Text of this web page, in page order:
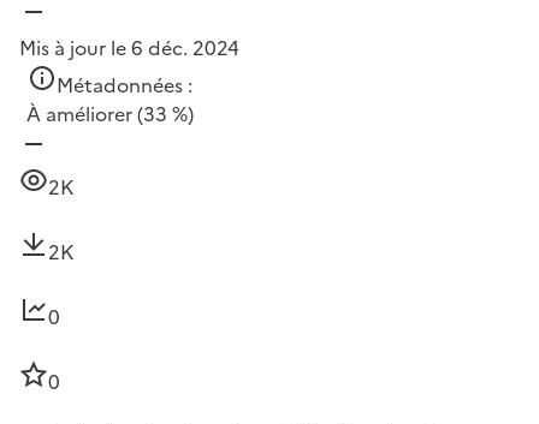
Mis à jour le 6 déc. 2024
Métadonnées :
À améliorer(33 %)
2K
2K
0
0